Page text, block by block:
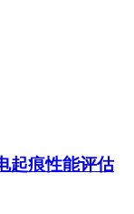
起痕性能评估